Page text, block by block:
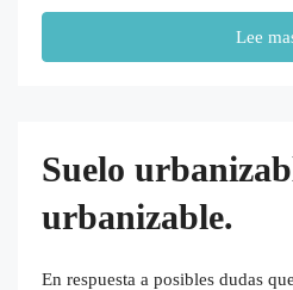
Lee
Suelo
urbanizable.
En respuesta a posibles dudas